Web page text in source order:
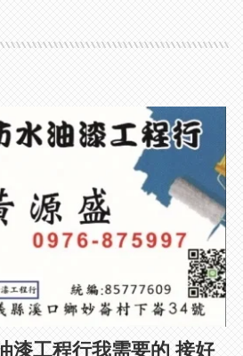
漆工程行我需要的 接好